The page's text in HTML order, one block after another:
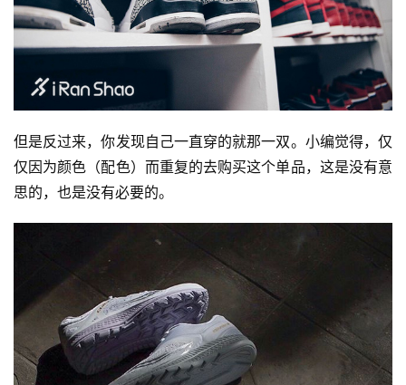
但是反过来，你发现自己一直穿的就那一双。小编觉得，仅
仅因为颜色（配色）而重复的去购买这个单品，这是没有意
思的，也是没有必要的。